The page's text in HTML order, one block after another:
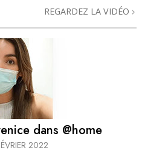
REGARDEZ LA VIDÉO
dans @home
2022